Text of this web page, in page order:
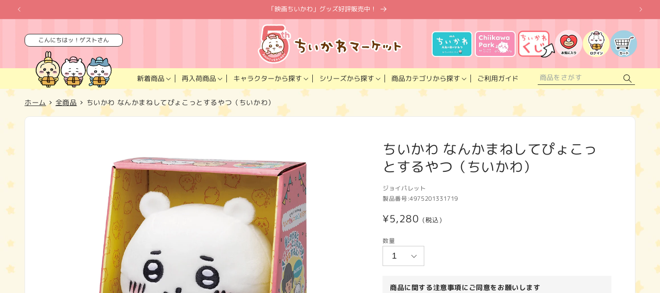
ンツに
進む
「映画ちいかわ」グッズ好評販売中！
こんにちはッ！ゲストさん
新着商品 再入荷商品 キャラクターから探す シリーズから探す 商品カテゴリから探す ご利用ガイド
入
り
ス
ト
グ
イ
カ
ー
ト
ホーム 全商品 ちいかわ なんかまねしてぴょこっとするやつ（ちいかわ）
ちいかわ なんかまねしてぴょこっ
とするやつ（ちいかわ）
ジョイパレット
製品番号:4975201331719
通
価
格
¥5,280 (税込)
数量
商品に関する注意事項にご同意をお願いします